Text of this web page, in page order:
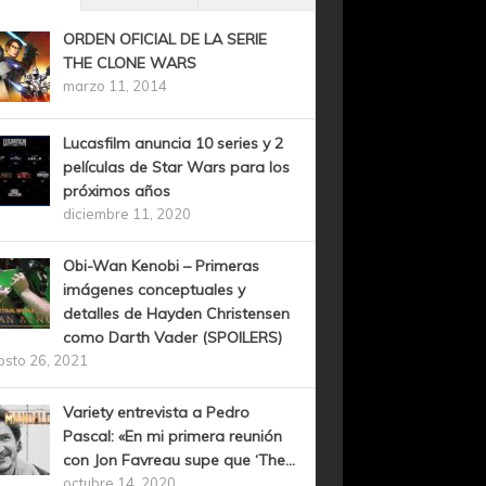
ORDEN OFICIAL DE LA SERIE
THE CLONE WARS
marzo 11, 2014
Lucasfilm anuncia 10 series y 2
películas de Star Wars para los
próximos años
diciembre 11, 2020
Obi-Wan Kenobi – Primeras
imágenes conceptuales y
detalles de Hayden Christensen
como Darth Vader (SPOILERS)
26, 2021
Variety entrevista a Pedro
Pascal: «En mi primera reunión
con Jon Favreau supe que ‘The...